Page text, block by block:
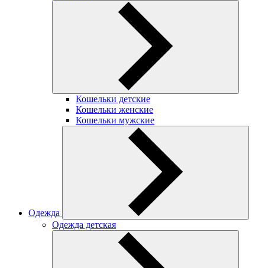
Кошельки детские
Кошельки женские
Кошельки мужские
Одежда
Одежда детская